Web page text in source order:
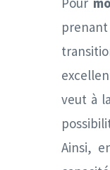
veut à
Ainsi,